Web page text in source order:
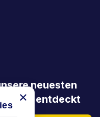
neuesten
entdeckt
×